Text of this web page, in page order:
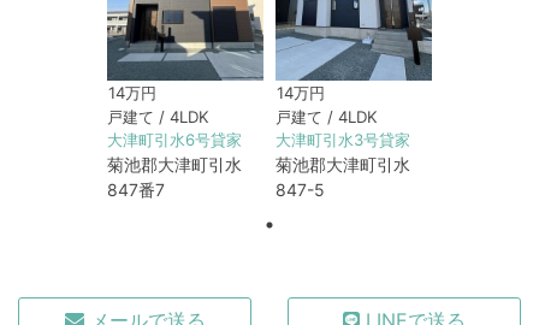
14万円
戸建て / 4LDK
大津町引水6号貸家
菊池郡大津町引水
847番7
14万円
戸建て / 4LDK
大津町引水3号貸家
菊池郡大津町引水
847-5
メールで送る LINEで送る